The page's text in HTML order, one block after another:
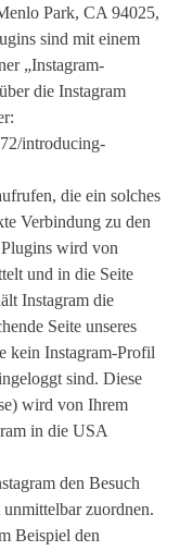
Park, CA 94025,
sind mit einem
„Instagram-
die Instagram
introducing-
die ein solches
Verbindung zu den
wird von
und in die Seite
Instagram die
Seite unseres
kein Instagram-Profil
sind. Diese
wird von Ihrem
in die USA
den Besuch
zuordnen.
Beispiel den